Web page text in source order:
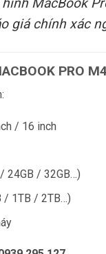
giá chính xác
PRO
/ 16 inch
24GB / 32GB…)
/ 1TB / 2TB…)